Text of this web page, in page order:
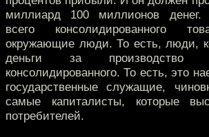
миллиард 100 миллионов денег.
всего консолидированного
окружающие люди. То есть, люди,
деньги за производство
консолидированного. То есть, это
государственные служащие,
самые капиталисты, которые
потребителей.